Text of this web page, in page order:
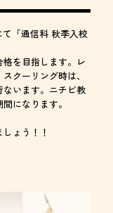
て「通信科 秋季入校
を目指します。レ
クーリング時は、
います。ニチビ教
になります。
ょう！！